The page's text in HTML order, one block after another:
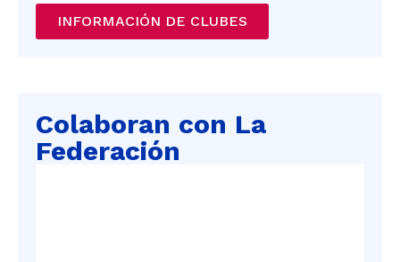
INFORMACIÓN DE CLUBES
Colaboran con La
Federación